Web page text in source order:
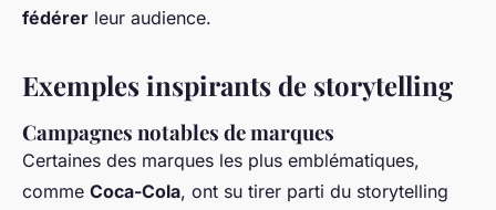
fédérer leur audience.
Exemples inspirants de storytelling
Campagnes notables de marques
Certaines des marques les plus emblématiques,
comme Coca-Cola, ont su tirer parti du storytelling